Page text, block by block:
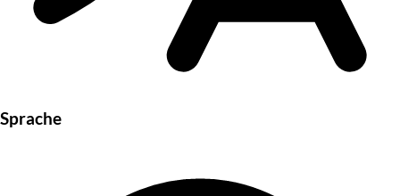
Sprache